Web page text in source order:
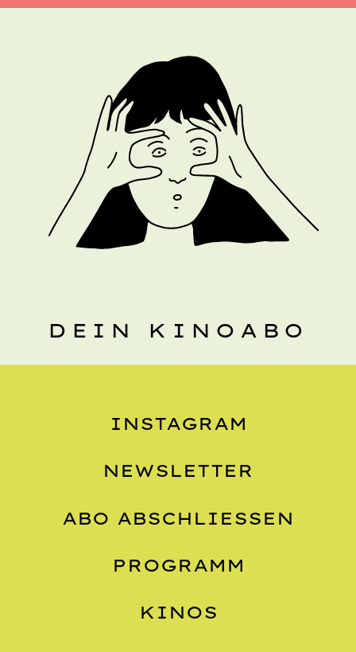
DEIN KINOABO
INSTAGRAM
NEWSLETTER
ABO ABSCHLIESSEN
PROGRAMM
KINOS